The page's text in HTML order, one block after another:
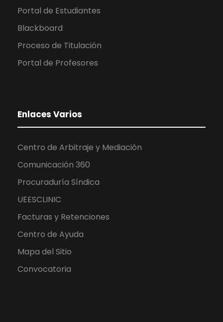
Portal de Estudiantes
Blackboard
Proceso de Titulación
Portal de Profesores
Enlaces Varios
Centro de Arbitraje y Mediación
Comunicación 360
Procuraduría Síndica
UEESCLINIC
Facturas y Retenciones
Centro de Ayuda
Mapa del Sitio
Convocatoria